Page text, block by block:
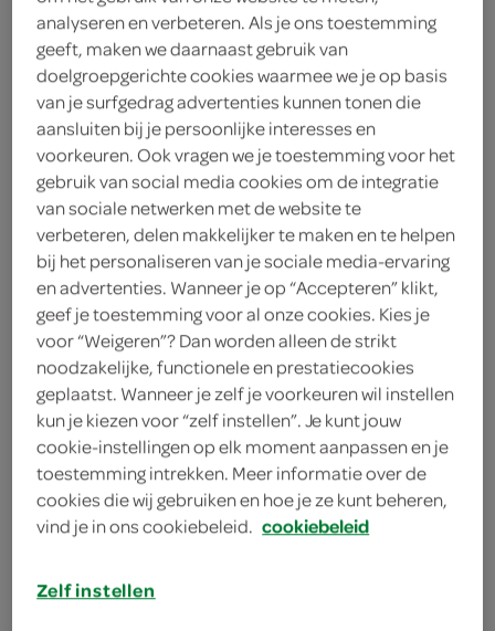
ingrediënten
10 ijsblokjes
5 takjes verse munt
1 limoen
200 gram verse aardbeien
200 milliliter roodfruit-
mineraalwater
2 liter prosecco
kies je winkel
bereiden
analyseren en verbeteren. Als je ons toestemming
geeft, maken we daarnaast gebruik van
doelgroepgerichte cookies waarmee we je op basis
van je surfgedrag advertenties kunnen tonen die
aansluiten bij je persoonlijke interesses en
voorkeuren. Ook vragen we je toestemming voor het
gebruik van social media cookies om de integratie
van sociale netwerken met de website te
verbeteren, delen makkelijker te maken en te helpen
bij het personaliseren van je sociale media-ervaring
en advertenties. Wanneer je op “Accepteren” klikt,
geef je toestemming voor al onze cookies. Kies je
voor “Weigeren”? Dan worden alleen de strikt
noodzakelijke, functionele en prestatiecookies
geplaatst. Wanneer je zelf je voorkeuren wil instellen
kun je kiezen voor “zelf instellen”. Je kunt jouw
cookie-instellingen op elk moment aanpassen en je
toestemming intrekken. Meer informatie over de
cookies die wij gebruiken en hoe je ze kunt beheren,
vind je in ons cookiebeleid. cookiebeleid
Zelf instellen